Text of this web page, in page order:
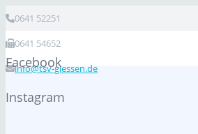
0641 52251
0641 54652
info@tsv-giessen.de
Facebook
Instagram